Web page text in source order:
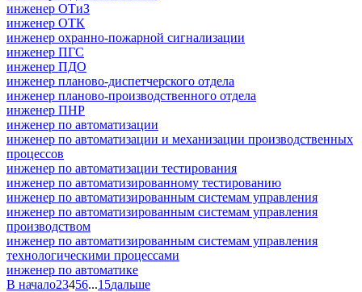
инженер ОТиЗ
инженер ОТК
инженер охранно-пожарной сигнализации
инженер ПГС
инженер ПДО
инженер планово-диспетчерского отдела
инженер планово-производственного отдела
инженер ПНР
инженер по автоматизации
инженер по автоматизации и механизации производственных
процессов
инженер по автоматизации тестирования
инженер по автоматизированному тестированию
инженер по автоматизированным системам управления
инженер по автоматизированным системам управления
производством
инженер по автоматизированным системам управления
технологическими процессами
инженер по автоматике
В начало23456...15дальше